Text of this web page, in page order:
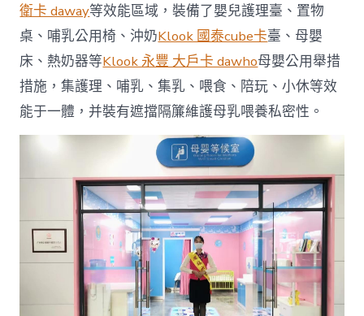
衛卡 daway等效能區域，裝備了嬰兒護理臺、置物
桌、哺乳公用椅、沖奶Klook 國泰cube卡臺、母嬰
床、熱奶器等Klook 永豐 大戶卡 dawho母嬰公用舉措
措施，集護理、哺乳、集乳、喂食、陪玩、小休等效
能于一體，并裝有遮擋隔簾維護母乳喂養私密性。